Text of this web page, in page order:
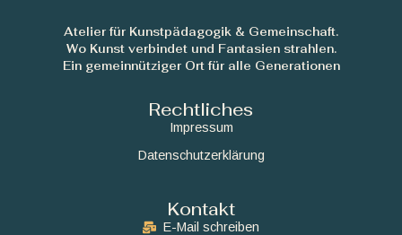
Atelier für Kunstpädagogik & Gemeinschaft.
Wo Kunst verbindet und Fantasien strahlen.
Ein gemeinnütziger Ort für alle Generationen
Rechtliches
Impressum
Datenschutzerklärung
Kontakt
E-Mail schreiben